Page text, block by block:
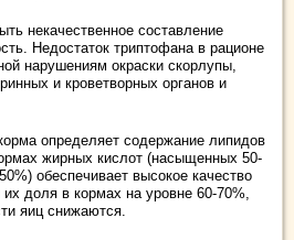
некачественное составление
Недостаток триптофана в рационе
нарушениям окраски скорлупы,
и кроветворных органов и
определяет содержание липидов
жирных кислот (насыщенных 50-
обеспечивает высокое качество
доля в кормах на уровне 60-70%,
яиц снижаются.